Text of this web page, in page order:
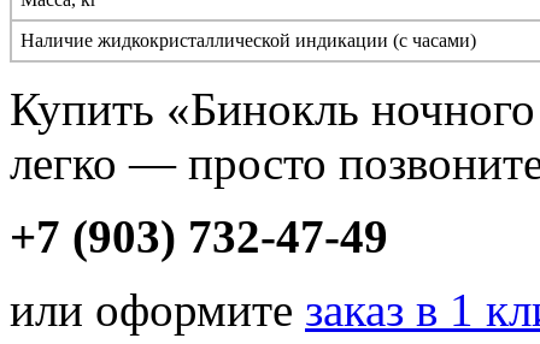
Наличие жидкокристаллической индикации (с часами)
Купить «Бинокль
легко — просто
+7 (903) 732-47-49
или оформите заказ в 1